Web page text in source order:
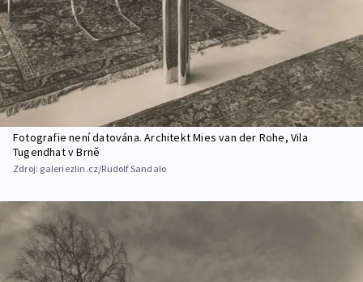
Fotografie není datována. Architekt Mies van der Rohe, Vila
Tugendhat v Brně
Zdroj: galeriezlin.cz/Rudolf Sandalo